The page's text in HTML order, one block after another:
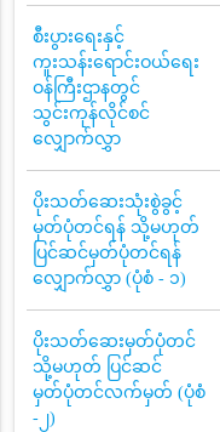
စီးပွားရေးနှင့်
ကူးသန်းရောင်းဝယ်ရေး
ဝန်ကြီးဌာနတွင်
သွင်းကုန်လိုင်စင်
လျှောက်လွှာ
ပိုးသတ်ဆေးသုံးစွဲခွင့်
မှတ်ပုံတင်ရန် သို့မဟုတ်
ပြင်ဆင်မှတ်ပုံတင်ရန်
လျှောက်လွှာ (ပုံစံ - ၁)
ပိုးသတ်ဆေးမှတ်ပုံတင်
သို့မဟုတ် ပြင်ဆင်
မှတ်ပုံတင်လက်မှတ် (ပုံစံ
-၂)